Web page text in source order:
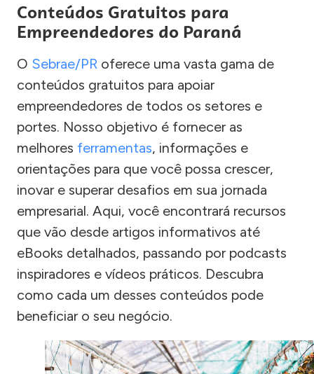
Conteúdos Gratuitos para
Empreendedores do Paraná
O Sebrae/PR oferece uma vasta gama de
conteúdos gratuitos para apoiar
empreendedores de todos os setores e
portes. Nosso objetivo é fornecer as
melhores ferramentas, informações e
orientações para que você possa crescer,
inovar e superar desafios em sua jornada
empresarial. Aqui, você encontrará recursos
que vão desde artigos informativos até
eBooks detalhados, passando por podcasts
inspiradores e vídeos práticos. Descubra
como cada um desses conteúdos pode
beneficiar o seu negócio.